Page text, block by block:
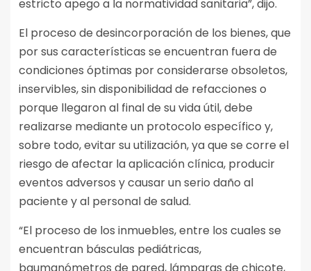
estricto apego a la normatividad sanitaria”, dijo.
El proceso de desincorporación de los bienes, que
por sus características se encuentran fuera de
condiciones óptimas por considerarse obsoletos,
inservibles, sin disponibilidad de refacciones o
porque llegaron al final de su vida útil, debe
realizarse mediante un protocolo específico y,
sobre todo, evitar su utilización, ya que se corre el
riesgo de afectar la aplicación clínica, producir
eventos adversos y causar un serio daño al
paciente y al personal de salud.
“El proceso de los inmuebles, entre los cuales se
encuentran básculas pediátricas,